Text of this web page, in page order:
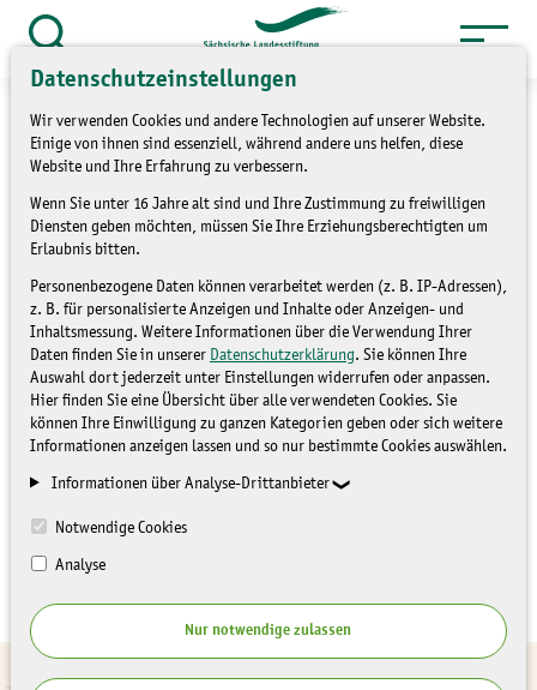
Datenschutzeinstellungen
Wir verwenden Cookies und andere Technologien auf unserer Website.
Einige von ihnen sind essenziell, während andere uns helfen, diese
Website und Ihre Erfahrung zu verbessern.
Wenn Sie unter 16 Jahre alt sind und Ihre Zustimmung zu freiwilligen
Diensten geben möchten, müssen Sie Ihre Erziehungsberechtigten um
Erlaubnis bitten.
Personenbezogene Daten können verarbeitet werden (z. B. IP-Adressen),
z. B. für personalisierte Anzeigen und Inhalte oder Anzeigen- und
Inhaltsmessung. Weitere Informationen über die Verwendung Ihrer
Daten finden Sie in unserer Datenschutzerklärung. Sie können Ihre
Auswahl dort jederzeit unter Einstellungen widerrufen oder anpassen.
Hier finden Sie eine Übersicht über alle verwendeten Cookies. Sie
können Ihre Einwilligung zu ganzen Kategorien geben oder sich weitere
Informationen anzeigen lassen und so nur bestimmte Cookies auswählen.
Informationen über Analyse-Drittanbieter
Notwendige Cookies
Analyse
Nur notwendige zulassen
Zum
Inhalt
springen
öffnen
Tage des offenen
Weingutes